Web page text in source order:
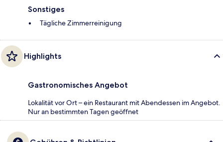
Sonstiges
Tägliche Zimmerreinigung
Highlights
Gastronomisches Angebot
Lokalität vor Ort – ein Restaurant mit Abendessen im Angebot.
Nur an bestimmten Tagen geöffnet